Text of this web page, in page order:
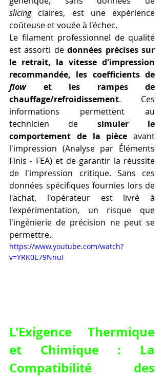
slicing claires, est une expérience
coûteuse et vouée à l'échec.
Le filament professionnel de qualité
est assorti de données précises sur
le retrait, la vitesse d'impression
flow et les rampes de
chauffage/refroidissement. Ces
informations permettent au
technicien de simuler le
comportement de la pièce avant
l'impression (Analyse par Éléments
Finis - FEA) et de garantir la réussite
de l'impression critique. Sans ces
données spécifiques fournies lors de
l'achat, l'opérateur est livré à
l'expérimentation, un risque que
l'ingénierie de précision ne peut se
permettre.
https://www.youtube.com/watch?
v=YRK0E79NnuI
L'Exigence Thermique
et Chimique : La
Compatibilité des